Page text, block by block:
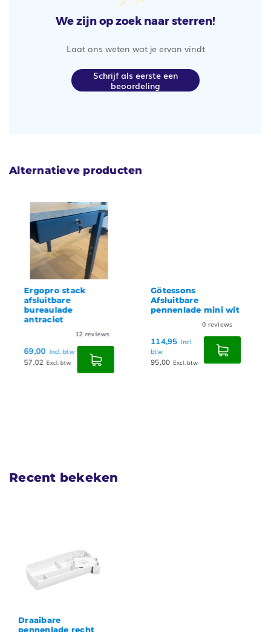
We zijn op zoek naar sterren!
Laat ons weten wat je ervan vindt
Schrijf als eerste een
beoordeling
Alternatieve producten
Ergopro stack
afsluitbare
bureaulade
antraciet
12reviews
69,00Incl. btw
57,02Excl. btw
Götessons
Afsluitbare
pennenlade mini wit
reviews
114,95Incl.
btw
95,00Excl. btw
Recent bekeken
Draaibare
pennenlade recht